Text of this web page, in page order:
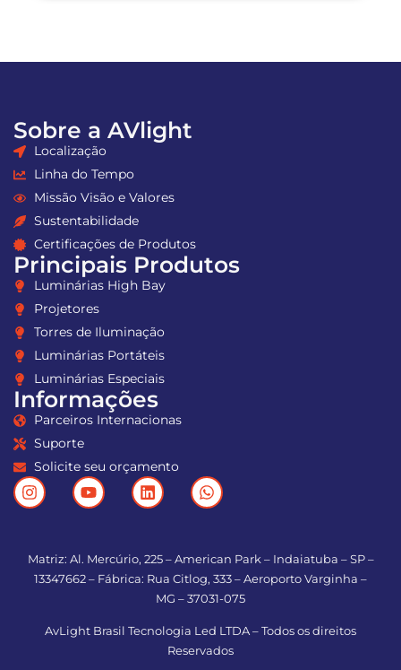
Sobre a AVlight
Localização
Linha do Tempo
Missão Visão e Valores
Sustentabilidade
Certificações de Produtos
Principais Produtos
Luminárias High Bay
Projetores
Torres de Iluminação
Luminárias Portáteis
Luminárias Especiais
Informações
Parceiros Internacionas
Suporte
Solicite seu orçamento
Matriz: Al. Mercúrio, 225 – American Park – Indaiatuba – SP –
13347662 – Fábrica: Rua Citlog, 333 – Aeroporto Varginha –
MG – 37031-075
AvLight Brasil Tecnologia Led LTDA – Todos os direitos
Reservados